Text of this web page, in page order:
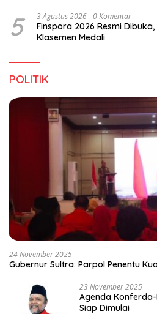
5 3 Agustus 2026 0 Komentar
Finspora 2026 Resmi
Klasemen Medali
POLITIK
24 November 2025
Gubernur Sultra: Parpol Penentu
23 November 2025
Agenda
Siap Dimulai